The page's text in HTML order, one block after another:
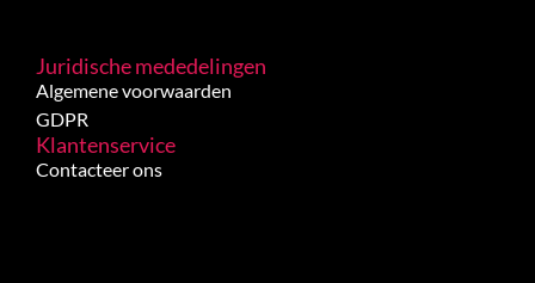
Juridische mededelingen
Algemene voorwaarden
GDPR
Klantenservice
Contacteer ons